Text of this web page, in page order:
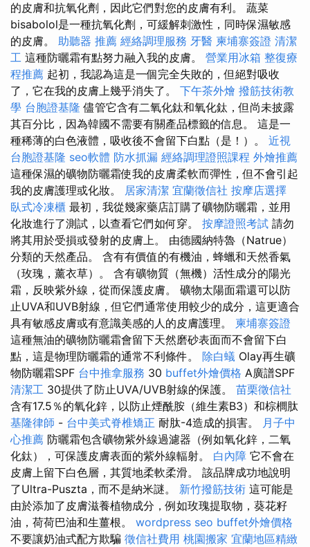
的皮膚和抗氧化劑，因此它們對您的皮膚有利。 蔬菜
bisabolol是一種抗氧化劑，可緩解刺激性，同時保濕敏感
的皮膚。 助聽器 推薦 經絡調理服務 牙醫 柬埔寨簽證 清潔
工 這種防曬霜有點努力融入我的皮膚。 營業用冰箱 整復療
程推薦 起初，我認為這是一個完全失敗的，但絕對吸收
了，它在我的皮膚上幾乎消失了。 下午茶外燴 撥筋技術教
學 台胞證基隆 儘管它含有二氧化鈦和氧化鈦，但尚未披露
其百分比，因為韓國不需要有關產品標籤的信息。 這是一
種稀薄的白色液體，吸收後不會留下白點（是！）。 近視
台胞證基隆 seo軟體 防水抓漏 經絡調理證照課程 外燴推薦
這種保濕的礦物防曬霜使我的皮膚柔軟而彈性，但不會引起
我的皮膚護理或化妝。 居家清潔 宜蘭徵信社 按摩店選擇
臥式冷凍櫃 最初，我從幾家藥店訂購了礦物防曬霜，並用
化妝進行了測試，以查看它們如何穿。 按摩證照考試 請勿
將其用於受損或發射的皮膚上。 由德國納特魯（Natrue）
分類的天然產品。 含有有價值的有機油，蜂蠟和天然香氣
（玫瑰，薰衣草）。 含有礦物質（無機）活性成分的陽光
霜，反映紫外線，從而保護皮膚。 礦物太陽面霜還可以防
止UVA和UVB射線，但它們通常使用較少的成分，這更適合
具有敏感皮膚或有意識美感的人的皮膚護理。 柬埔寨簽證
這種無油的礦物防曬霜會留下天然磨砂表面而不會留下白
點，這是物理防曬霜的通常不利條件。 除白蟻 Olay再生礦
物防曬霜SPF 台中推拿服務 30 buffet外燴價格 A廣譜SPF
清潔工 30提供了防止UVA/UVB射線的保護。 苗栗徵信社
含有17.5％的氧化鋅，以防止煙酰胺（維生素B3）和棕櫚肽
基隆律師 - 台中美式脊椎矯正 耐肽-4造成的損害。 月子中
心推薦 防曬霜包含礦物紫外線過濾器（例如氧化鋅，二氧
化鈦），可保護皮膚表面的紫外線輻射。 白內障 它不會在
皮膚上留下白色層，其質地柔軟柔滑。 該品牌成功地說明
了Ultra-Puszta，而不是納米謎。 新竹撥筋技術 這可能是
由於添加了皮膚滋養植物成分，例如玫瑰提取物，葵花籽
油，荷荷巴油和生薑根。 wordpress seo buffet外燴價格
不要讓奶油式配方欺騙 徵信社費用 桃園搬家 宜蘭地區精緻